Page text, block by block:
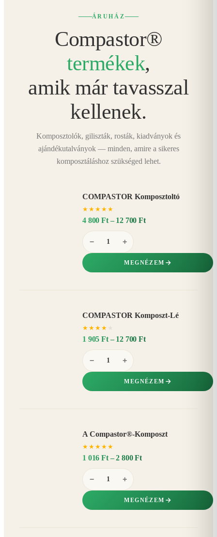
ÁRUHÁZ
Compastor®
termékek,
amik már tavasszal
kellenek.
Komposztolók, giliszták, rosták, kiadványok és
ajándékutalványok — minden, amire a sikeres
komposztáláshoz szükséged lehet.
COMPASTOR Komposztoltó
★ ★ ★ ★ ★
4 800 Ft – 12 700 Ft
− +
MEGNÉZEM
COMPASTOR Komposzt-Lé
★ ★ ★ ★
1 905 Ft – 12 700 Ft
− +
MEGNÉZEM
A Compastor®-Komposzt
★ ★ ★ ★ ★
1 016 Ft – 2 800 Ft
− +
MEGNÉZEM